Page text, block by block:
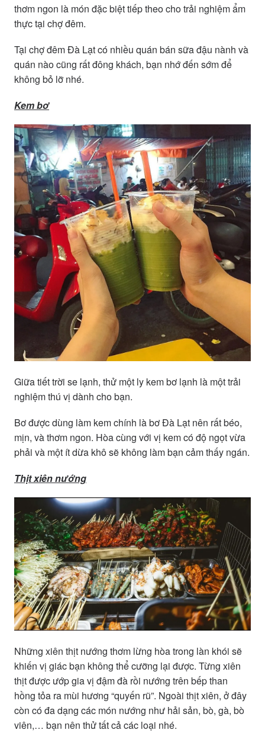
thơm ngon là món đặc biệt tiếp theo cho trải nghiệm ẩm
thực tại chợ đêm.
Tại chợ đêm Đà Lạt có nhiều quán bán sữa đậu nành và
quán nào cũng rất đông khách, bạn nhớ đến sớm để
không bỏ lỡ nhé.
Kem bơ
Giữa tiết trời se lạnh, thử một ly kem bơ lạnh là một trải
nghiệm thú vị dành cho bạn.
Bơ được dùng làm kem chính là bơ Đà Lạt nên rất béo,
mịn, và thơm ngon. Hòa cùng với vị kem có độ ngọt vừa
phải và một ít dừa khô sẽ không làm bạn cảm thấy ngán.
Thịt xiên nướng
Những xiên thịt nướng thơm lừng hòa trong làn khói sẽ
khiến vị giác bạn không thể cưỡng lại được. Từng xiên
thịt được ướp gia vị đậm đà rồi nướng trên bếp than
hồng tỏa ra mùi hương “quyến rũ”. Ngoài thịt xiên, ở đây
còn có đa dạng các món nướng như hải sản, bò, gà, bò
viên,… bạn nên thử tất cả các loại nhé.